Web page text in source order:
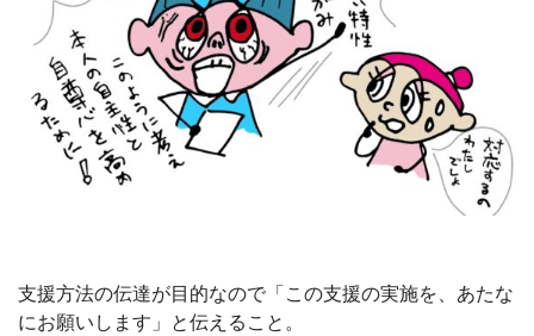
支援方法の伝達が目的なので「この支援の実施を、あたな
にお願いします」と伝えること。